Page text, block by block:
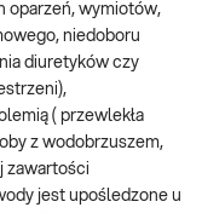
oparzeń, wymiotów,
niedoboru
diuretyków czy
( przewlekła
z wodobrzuszem,
zawartości
jest upośledzone u